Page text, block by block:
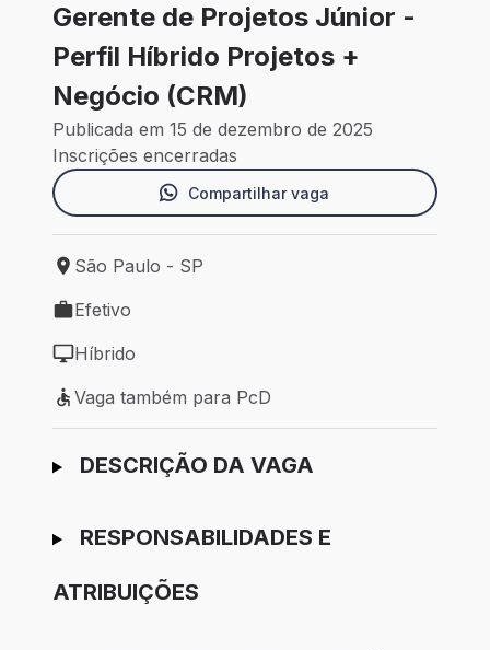
Gerente de Projetos Júnior -
Perfil Híbrido Projetos +
Negócio (CRM)
Publicada em 15 de dezembro de 2025
Inscrições encerradas
Compartilhar vaga
Local de trabalho: São Paulo - SP
São Paulo - SP
Tipo de vaga: Efetivo
Efetivo
Modelo de trabalho: Híbrido
Híbrido
Vaga também para PcD
Vaga também para PcD
Ir para candidatura
DESCRIÇÃO DA VAGA
RESPONSABILIDADES E
ATRIBUIÇÕES